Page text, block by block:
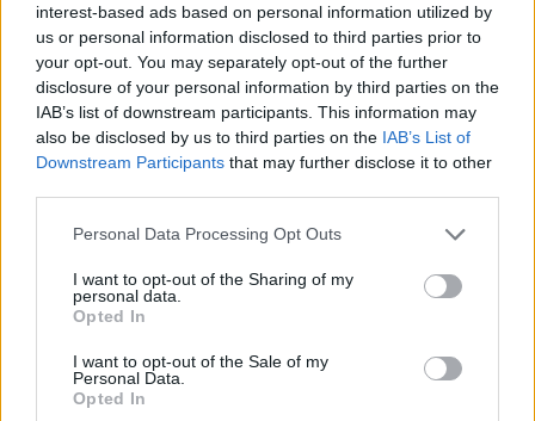
interest-based ads based on personal information utilized by
us or personal information disclosed to third parties prior to
your opt-out. You may separately opt-out of the further
disclosure of your personal information by third parties on the
IAB’s list of downstream participants. This information may
also be disclosed by us to third parties on the IAB’s List of
Downstream Participants that may further disclose it to other
Personal Data Processing Opt Outs
I want to opt-out of the Sharing of my
personal data.
Opted In
I want to opt-out of the Sale of my
Personal Data.
Opted In
Jos video ei näy laitteellasi voit katsoa sen suoraan
Youtubesta .
Edellinen artikkeli
Yllättävimmät
altavastaajavoitot jääkiekon
MM-kisoissa
Evander Kane selvisi yhden
ottelun pelikiellolla rumasta